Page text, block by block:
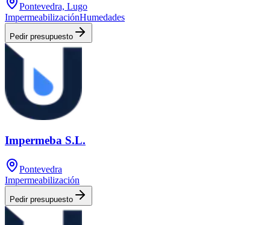
Pontevedra, Lugo
ImpermeabilizaciónHumedades
Pedir presupuesto
Impermeba S.L.
Pontevedra
Impermeabilización
Pedir presupuesto